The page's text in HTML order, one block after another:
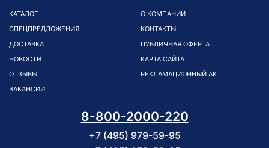
КАТАЛОГ
СПЕЦПРЕДЛОЖЕНИЯ
ДОСТАВКА
НОВОСТИ
ОТЗЫВЫ
ВАКАНСИИ
О КОМПАНИИ
КОНТАКТЫ
ПУБЛИЧНАЯ ОФЕРТА
КАРТА САЙТА
РЕКЛАМАЦИОННЫЙ АКТ
8-800-2000-220
+7 (495) 979-59-95